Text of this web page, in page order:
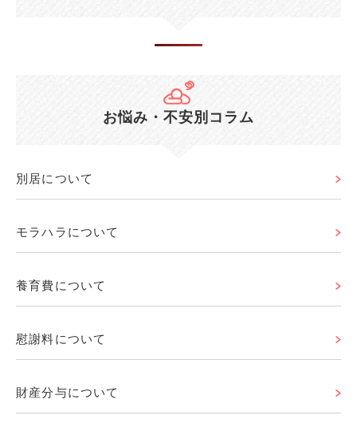
お悩み・不安別コラム
別居について
モラハラについて
養育費について
慰謝料について
財産分与について